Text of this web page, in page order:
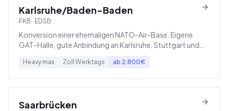
Karlsruhe/Baden-Baden
FKB · EDSB
Konversion einer ehemaligen NATO-Air-Base. Eigene
GAT-Halle, gute Anbindung an Karlsruhe, Stuttgart und
Heavy max Zoll Werktags ab 2.800€
Saarbrücken